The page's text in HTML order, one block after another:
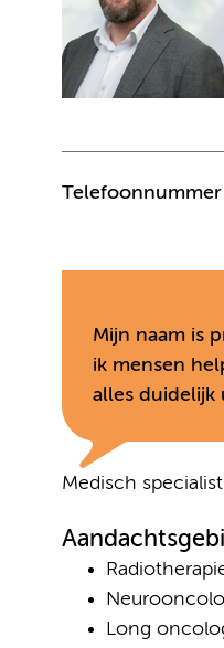
Telefoonnummer
Mijn naam is
ik mensen
alles duidelijk
Medisch
Long